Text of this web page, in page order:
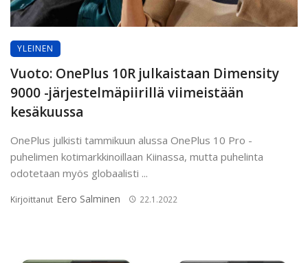
YLEINEN
Vuoto: OnePlus 10R julkaistaan Dimensity
9000 -järjestelmäpiirillä viimeistään
kesäkuussa
OnePlus julkisti tammikuun alussa OnePlus 10 Pro -
puhelimen kotimarkkinoillaan Kiinassa, mutta puhelinta
odotetaan myös globaalisti ...
Kirjoittanut Eero Salminen 22.1.2022